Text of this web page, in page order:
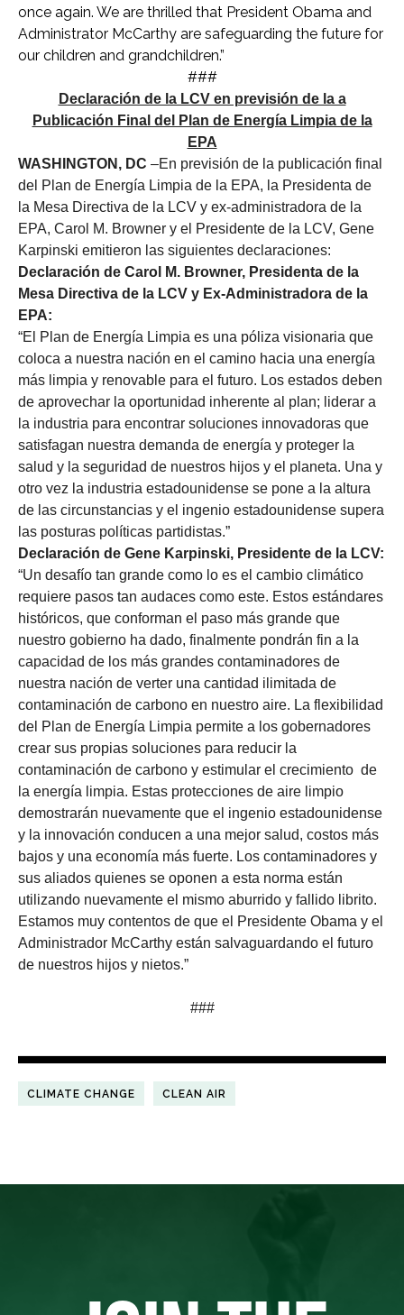
once again. We are thrilled that President Obama and
Administrator McCarthy are safeguarding the future for
our children and grandchildren.”
###
Declaración de la LCV en previsión de la a
Publicación Final del Plan de Energía Limpia de la
EPA
WASHINGTON, DC –En previsión de la publicación final
del Plan de Energía Limpia de la EPA, la Presidenta de
la Mesa Directiva de la LCV y ex-administradora de la
EPA, Carol M. Browner y el Presidente de la LCV, Gene
Karpinski emitieron las siguientes declaraciones:
Declaración de Carol M. Browner, Presidenta de la
Mesa Directiva de la LCV y Ex-Administradora de la
EPA:
“El Plan de Energía Limpia es una póliza visionaria que
coloca a nuestra nación en el camino hacia una energía
más limpia y renovable para el futuro. Los estados deben
de aprovechar la oportunidad inherente al plan; liderar a
la industria para encontrar soluciones innovadoras que
satisfagan nuestra demanda de energía y proteger la
salud y la seguridad de nuestros hijos y el planeta. Una y
otro vez la industria estadounidense se pone a la altura
de las circunstancias y el ingenio estadounidense supera
las posturas políticas partidistas.”
Declaración de Gene Karpinski, Presidente de la LCV:
“Un desafío tan grande como lo es el cambio climático
requiere pasos tan audaces como este. Estos estándares
históricos, que conforman el paso más grande que
nuestro gobierno ha dado, finalmente pondrán fin a la
capacidad de los más grandes contaminadores de
nuestra nación de verter una cantidad ilimitada de
contaminación de carbono en nuestro aire. La flexibilidad
del Plan de Energía Limpia permite a los gobernadores
crear sus propias soluciones para reducir la
contaminación de carbono y estimular el crecimiento de
la energía limpia. Estas protecciones de aire limpio
demostrarán nuevamente que el ingenio estadounidense
y la innovación conducen a una mejor salud, costos más
bajos y una economía más fuerte. Los contaminadores y
sus aliados quienes se oponen a esta norma están
utilizando nuevamente el mismo aburrido y fallido librito.
Estamos muy contentos de que el Presidente Obama y el
Administrador McCarthy están salvaguardando el futuro
de nuestros hijos y nietos.”
###
CLIMATE CHANGE CLEAN AIR